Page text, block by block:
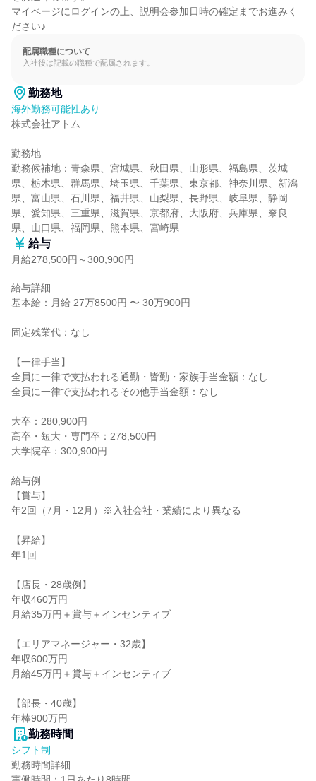
マイページにログインの上、説明会参加日時の確定までお進みく
ださい♪
配属職種について
入社後は記載の職種で配属されます。
勤務地
海外勤務可能性あり
株式会社アトム
勤務地
勤務候補地：青森県、宮城県、秋田県、山形県、福島県、茨城
県、栃木県、群馬県、埼玉県、千葉県、東京都、神奈川県、新潟
県、富山県、石川県、福井県、山梨県、長野県、岐阜県、静岡
県、愛知県、三重県、滋賀県、京都府、大阪府、兵庫県、奈良
県、山口県、福岡県、熊本県、宮崎県
給与
月給278,500円～300,900円
給与詳細
基本給：月給 27万8500円 〜 30万900円
固定残業代：なし
【一律手当】
全員に一律で支払われる通勤・皆勤・家族手当金額：なし
全員に一律で支払われるその他手当金額：なし
大卒：280,900円
高卒・短大・専門卒：278,500円
大学院卒：300,900円
給与例
【賞与】
年2回（7月・12月）※入社会社・業績により異なる
【昇給】
年1回
【店長・28歳例】
年収460万円
月給35万円＋賞与＋インセンティブ
【エリアマネージャー・32歳】
年収600万円
月給45万円＋賞与＋インセンティブ
【部長・40歳】
年棒900万円
勤務時間
シフト制
勤務時間詳細